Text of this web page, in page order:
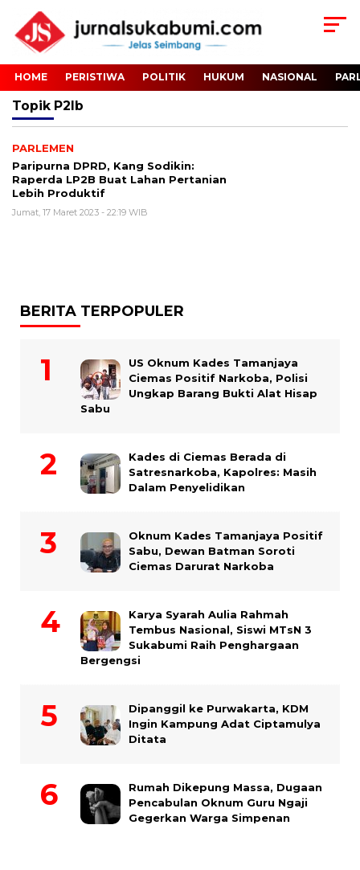
HOME PERISTIWA POLITIK HUKUM NASIONAL
Topik P2lb
PARLEMEN
Paripurna DPRD, Kang Sodikin:
Raperda LP2B Buat Lahan Pertanian
Lebih Produktif
Jumat, 17 Maret 2023 - 22:19 WIB
BERITA TERPOPULER
US Oknum Kades Tamanjaya
Ciemas Positif Narkoba, Polisi
Ungkap Barang Bukti Alat Hisap
Sabu
Kades di Ciemas Berada di
Satresnarkoba, Kapolres: Masih
Dalam Penyelidikan
Oknum Kades Tamanjaya Positif
Sabu, Dewan Batman Soroti
Ciemas Darurat Narkoba
Karya Syarah Aulia Rahmah
Tembus Nasional, Siswi MTsN 3
Sukabumi Raih Penghargaan
Bergengsi
Dipanggil ke Purwakarta, KDM
Ingin Kampung Adat Ciptamulya
Ditata
Rumah Dikepung Massa, Dugaan
Pencabulan Oknum Guru Ngaji
Gegerkan Warga Simpenan